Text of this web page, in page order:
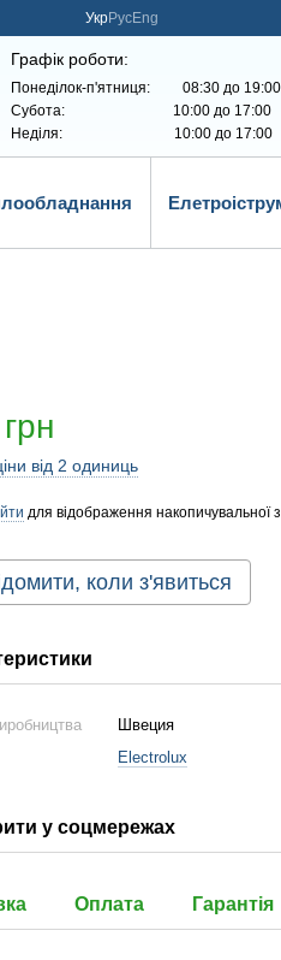
УкрРусEng
Графік роботи:
Понеділок-п'ятниця: 08:30 до 19:00
Субота: 10:00 до 17:00
Неділя: 10:00 до 17:00
від 2 одиниць
для відображення накопичувальної
коли з'явиться
Швеция
Electrolux
у соцмережах
Оплата Гарантія